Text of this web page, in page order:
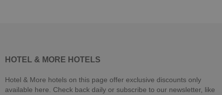
HOTEL & MORE HOTELS
Hotel & More hotels on this page offer exclusive discounts only
available here. Check back daily or subscribe to our newsletter, like